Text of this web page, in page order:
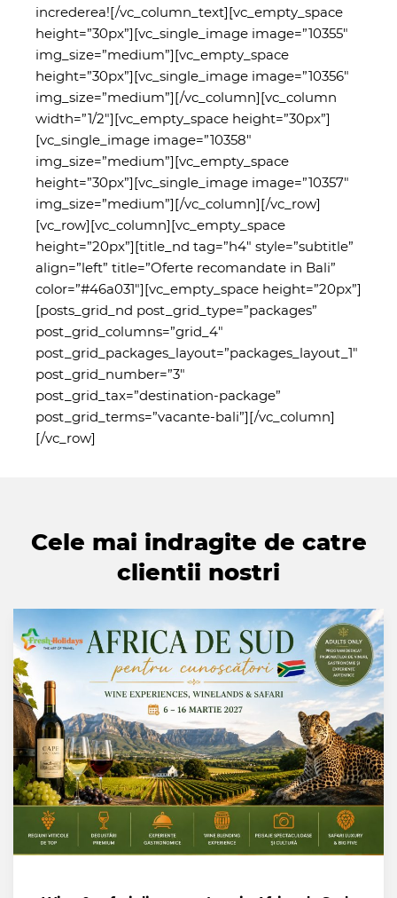
increderea![/vc_column_text][vc_empty_space
height=”30px”][vc_single_image image=”10355″
img_size=”medium”][vc_empty_space
height=”30px”][vc_single_image image=”10356″
img_size=”medium”][/vc_column][vc_column
width=”1/2″][vc_empty_space height=”30px”]
[vc_single_image image=”10358″
img_size=”medium”][vc_empty_space
height=”30px”][vc_single_image image=”10357″
img_size=”medium”][/vc_column][/vc_row]
[vc_row][vc_column][vc_empty_space
height=”20px”][title_nd tag=”h4″ style=”subtitle”
align=”left” title=”Oferte recomandate in Bali”
color=”#46a031″][vc_empty_space height=”20px”]
[posts_grid_nd post_grid_type=”packages”
post_grid_columns=”grid_4″
post_grid_packages_layout=”packages_layout_1″
post_grid_number=”3″
post_grid_tax=”destination-package”
post_grid_terms=”vacante-bali”][/vc_column]
[/vc_row]
Cele mai indragite de catre
clientii nostri